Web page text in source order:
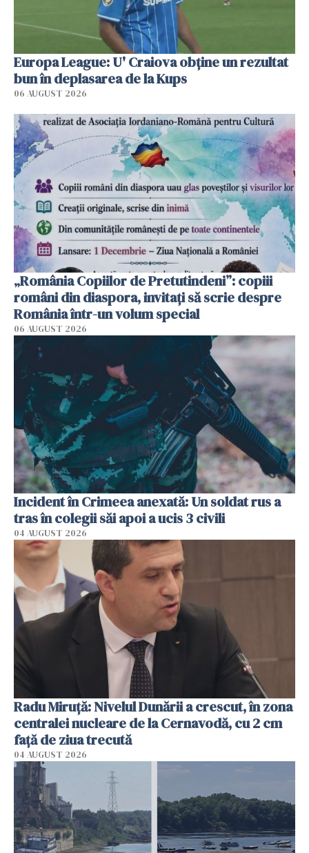
Europa League: U' Craiova obține un rezultat
bun în deplasarea de la Kups
06 AUGUST 2026
„România Copiilor de Pretutindeni”: copiii
români din diaspora, invitați să scrie despre
România într-un volum special
06 AUGUST 2026
Incident în Crimeea anexată: Un soldat rus a
tras în colegii săi apoi a ucis 3 civili
04 AUGUST 2026
Radu Miruţă: Nivelul Dunării a crescut, în zona
centralei nucleare de la Cernavodă, cu 2 cm
faţă de ziua trecută
04 AUGUST 2026